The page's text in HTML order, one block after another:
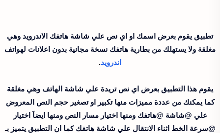
تطبيق يقوم بعرض اسمك او اي نص علي شاشة هاتفك الاندرويد وهي
مغلقة ولا يستهلك من بطارية هاتفك نسخة مجانية بدون اعلانات لهواتف
اندرويد.
يقوم هذا التطبيق بعرض اي نص تريدة علي شاشة الهاتف وهي مغلقة
كما يمكنك من عددة مميزات منها تكبير او تصغير حجم النص المعروض
علي @شاشة @هاتفك ومنها اختيار مسار النص ومنها ايضاَ اختيار
@سرعة الخط اثناء الانتقال علي شاشة هاتفك كما ان التطبيق يتميز بـ